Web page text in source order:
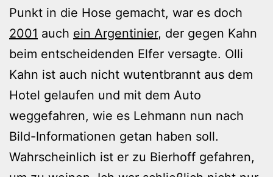
Punkt in die Hose gemacht, war es doch
2001 auch ein Argentinier, der gegen Kahn
beim entscheidenden Elfer versagte. Olli
Kahn ist auch nicht wutentbrannt aus dem
Hotel gelaufen und mit dem Auto
weggefahren, wie es Lehmann nun nach
Bild-Informationen getan haben soll.
Wahrscheinlich ist er zu Bierhoff gefahren,